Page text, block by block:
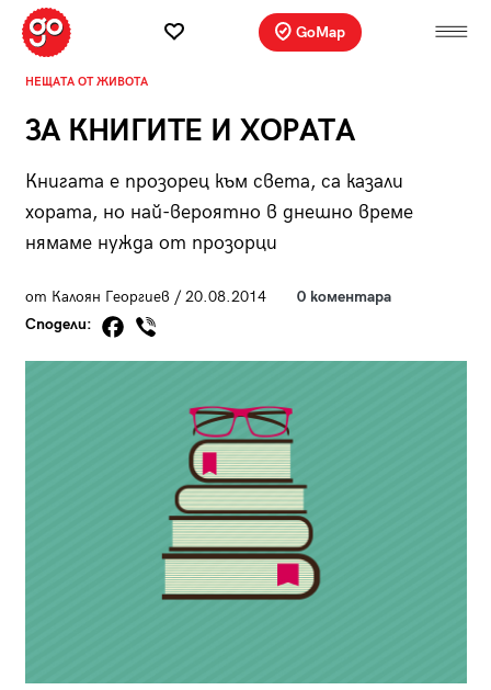
GoMap
НЕЩАТА ОТ ЖИВОТА
ЗА КНИГИТЕ И ХОРАТА
Книгата е прозорец към света, са казали
хората, но най-вероятно в днешно време
нямаме нужда от прозорци
от Калоян Георгиев / 20.08.2014
0 коментара
Сподели: